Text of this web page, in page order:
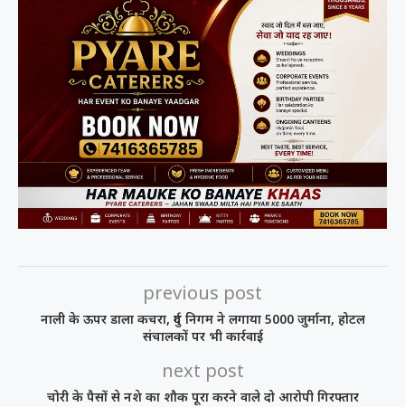
previous post
नाली के ऊपर डाला कचरा, दुर्ग निगम ने लगाया 5000 जुर्माना, होटल
संचालकों पर भी कार्रवाई
next post
चोरी के पैसों से नशे का शौक पूरा करने वाले दो आरोपी गिरफ्तार